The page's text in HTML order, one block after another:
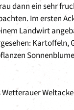
dann ein sehr
Im ersten
Landwirt
Kartoffeln,